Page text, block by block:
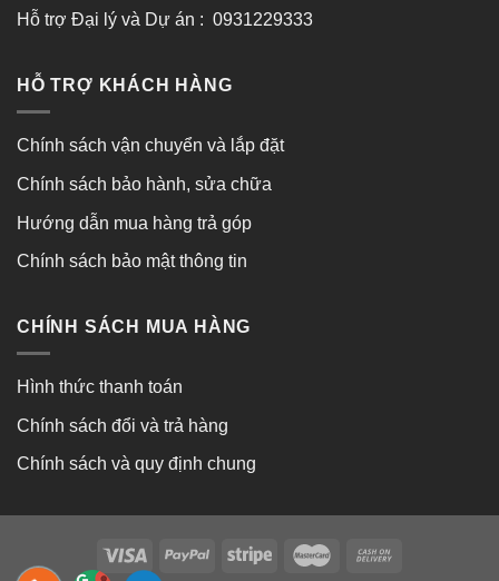
Hỗ trợ Đại lý và Dự án : 0931229333
HỖ TRỢ KHÁCH HÀNG
Chính sách vận chuyển và lắp đặt
Chính sách bảo hành, sửa chữa
Hướng dẫn mua hàng trả góp
Chính sách bảo mật thông tin
CHÍNH SÁCH MUA HÀNG
Hình thức thanh toán
Chính sách đổi và trả hàng
Chính sách và quy định chung